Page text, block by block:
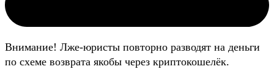
Внимание! Лже-юристы повторно разводят на деньги
по схеме возврата якобы через криптокошелёк.